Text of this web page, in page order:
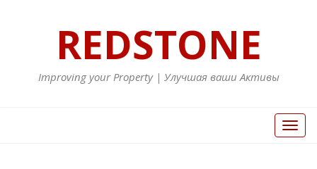
REDSTONE
Improving your Property | Улучшая ваши Активы
Вкл/
Выкл